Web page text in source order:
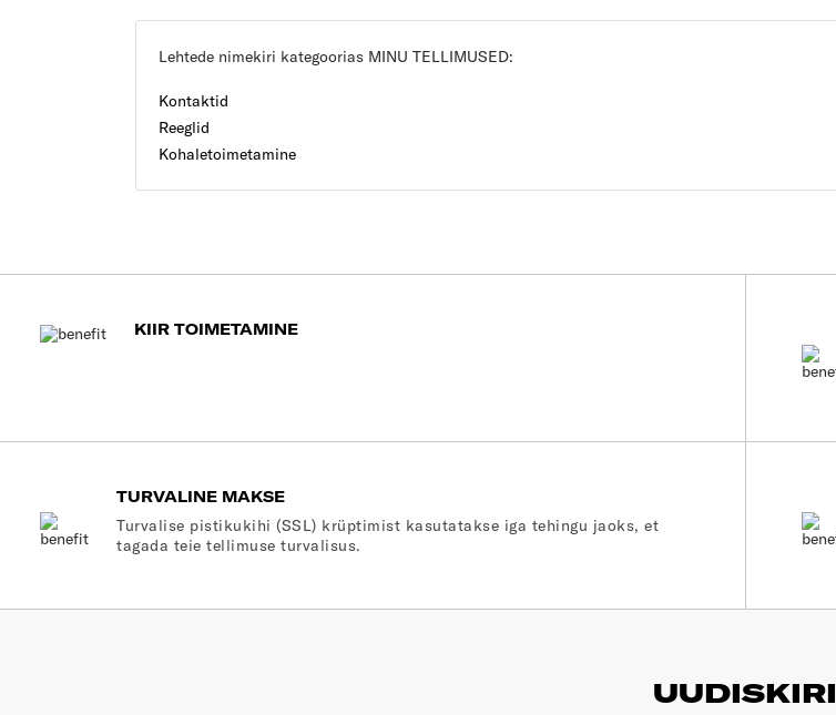
Lehtede nimekiri kategoorias MINU TELLIMUSED:
Kontaktid
Reeglid
Kohaletoimetamine
KIIR TOIMETAMINE
TURVALINE MAKSE
Turvalise pistikukihi (SSL) krüptimist kasutatakse iga tehingu jaoks, et
tagada teie tellimuse turvalisus.
UUDISKIRI